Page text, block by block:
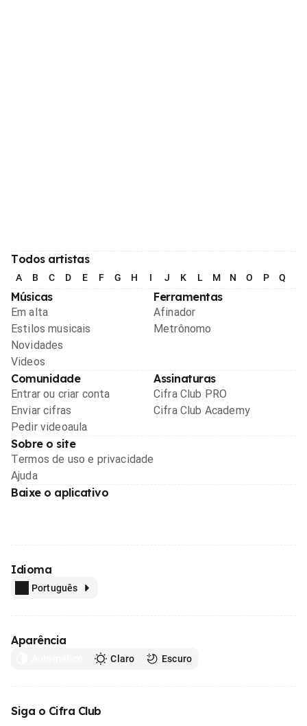
Todos artistas
A B C D E F G H I J K L M N O P Q
Músicas
Em alta
Estilos musicais
Novidades
Videos
Ferramentas
Afinador
Metrônomo
Comunidade
Entrar ou criar conta
Enviar cifras
Pedir videoaula
Assinaturas
Cifra Club PRO
Cifra Club Academy
Sobre o site
Termos de uso e privacidade
Ajuda
Baixe o aplicativo
Idioma
Português
Aparência
Claro Escuro
Siga o Cifra Club